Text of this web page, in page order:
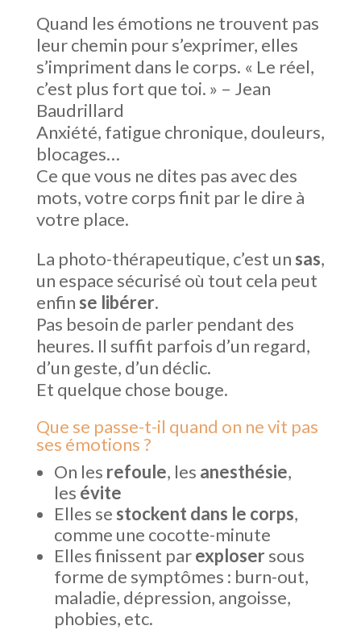
Quand les émotions ne trouvent pas
leur chemin pour s’exprimer, elles
s’impriment dans le corps. « Le réel,
c’est plus fort que toi. » – Jean
Baudrillard
Anxiété, fatigue chronique, douleurs,
blocages…
Ce que vous ne dites pas avec des
mots, votre corps finit par le dire à
votre place.
La photo-thérapeutique, c’est un sas,
un espace sécurisé où tout cela peut
enfin se libérer.
Pas besoin de parler pendant des
heures. Il suffit parfois d’un regard,
d’un geste, d’un déclic.
Et quelque chose bouge.
Que se passe-t-il quand on ne vit pas
ses émotions ?
On les refoule, les anesthésie,
les évite
Elles se stockent dans le corps,
comme une cocotte-minute
Elles finissent parexplosersous
forme de symptômes : burn-out,
maladie, dépression, angoisse,
phobies, etc.